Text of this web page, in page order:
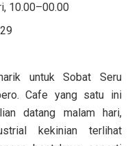
10.00–00.00
untuk Sobat Seru
Cafe yang satu ini
datang malam hari,
kekinian terlihat